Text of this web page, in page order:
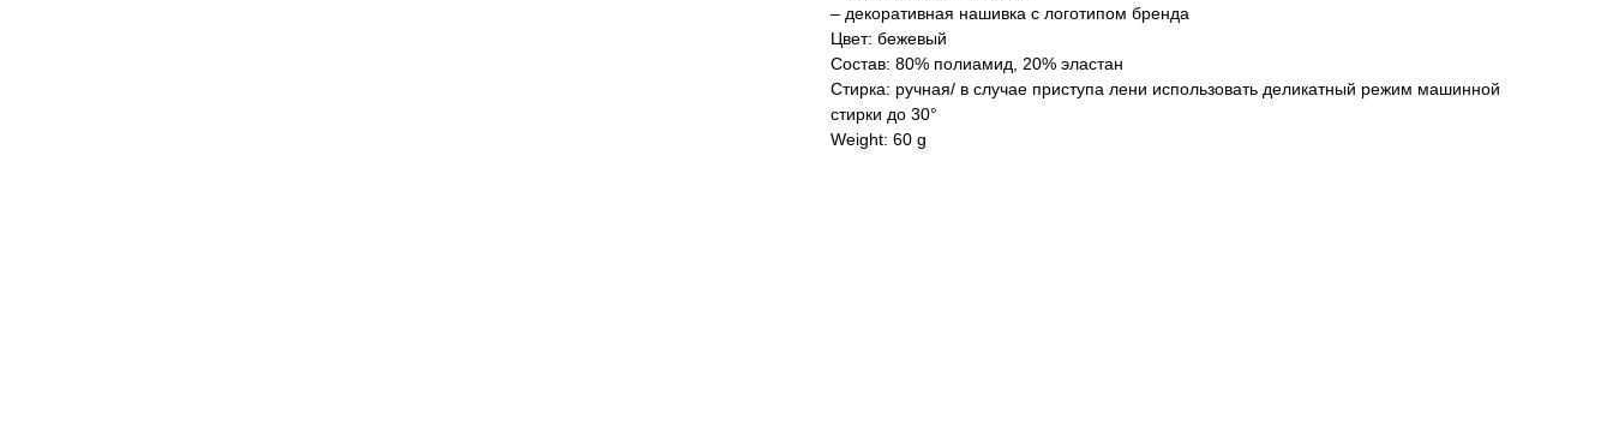
– декоративная нашивка с логотипом бренда
Цвет: бежевый
Состав: 80% полиамид, 20% эластан
Стирка: ручная/ в случае приступа лени использовать деликатный режим машинной
стирки до 30°
Weight: 60 g